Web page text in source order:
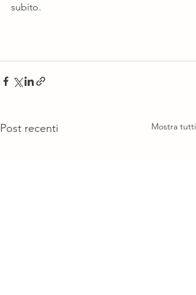
subito.
Post recenti Mostra tutti